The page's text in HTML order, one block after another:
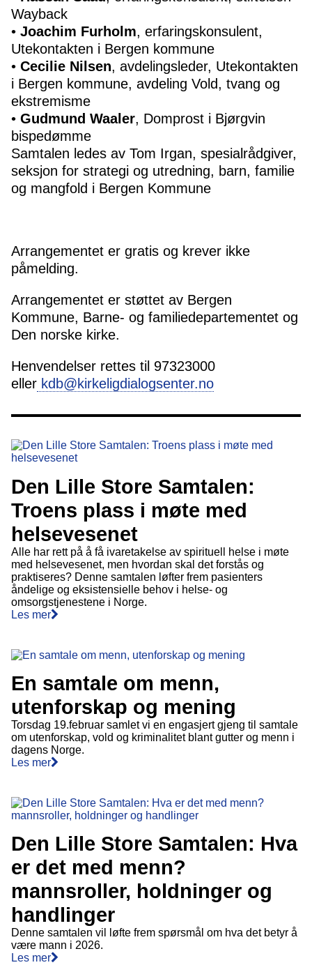
Wayback
• Joachim Furholm, erfaringskonsulent,
Utekontakten i Bergen kommune
• Cecilie Nilsen, avdelingsleder, Utekontakten
i Bergen kommune, avdeling Vold, tvang og
ekstremisme
• Gudmund Waaler, Domprost i Bjørgvin
bispedømme
Samtalen ledes av Tom Irgan, spesialrådgiver,
seksjon for strategi og utredning, barn, familie
og mangfold i Bergen Kommune
Arrangementet er gratis og krever ikke
påmelding.
Arrangementet er støttet av Bergen
Kommune, Barne- og familiedepartementet og
Den norske kirke.
Henvendelser rettes til 97323000
eller kdb@kirkeligdialogsenter.no
Den Lille Store Samtalen:
Troens plass i møte med
helsevesenet
Alle har rett på å få ivaretakelse av spirituell helse i møte
med helsevesenet, men hvordan skal det forstås og
praktiseres? Denne samtalen løfter frem pasienters
åndelige og eksistensielle behov i helse- og
omsorgstjenestene i Norge.
Les mer
En samtale om menn,
utenforskap og mening
Torsdag 19.februar samlet vi en engasjert gjeng til samtale
om utenforskap, vold og kriminalitet blant gutter og menn i
dagens Norge.
Les mer
Den Lille Store Samtalen: Hva
er det med menn?
mannsroller, holdninger og
handlinger
Denne samtalen vil løfte frem spørsmål om hva det betyr å
være mann i 2026.
Les mer